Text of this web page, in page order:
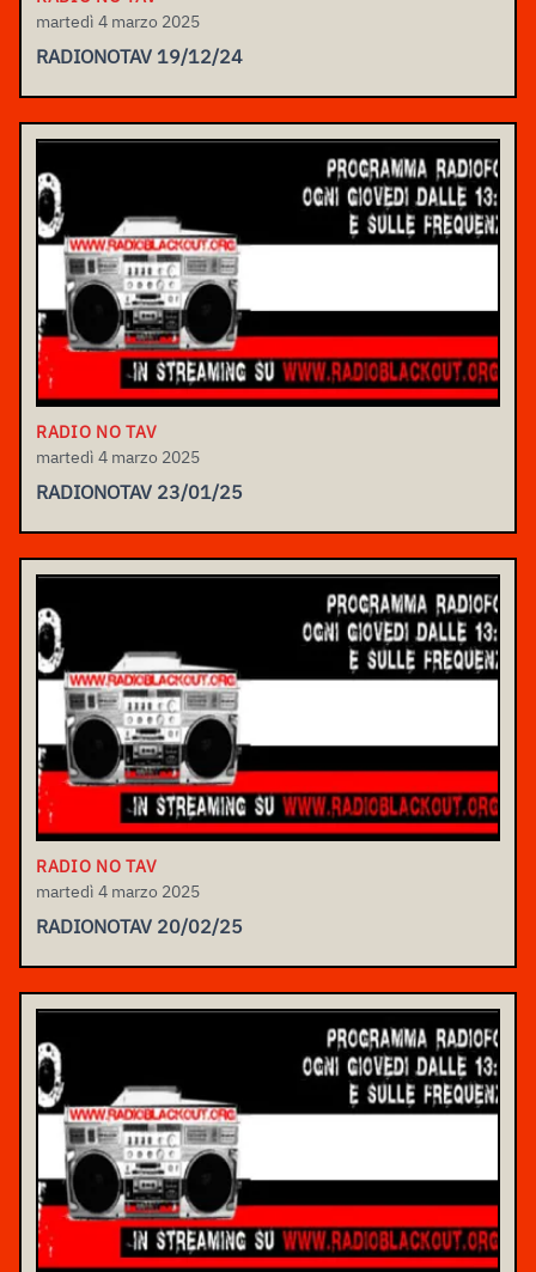
martedì 4 marzo 2025
RADIONOTAV 19/12/24
RADIO NO TAV
martedì 4 marzo 2025
RADIONOTAV 23/01/25
RADIO NO TAV
martedì 4 marzo 2025
RADIONOTAV 20/02/25